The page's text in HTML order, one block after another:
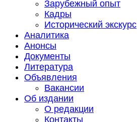
Зарубежный опыт
Кадры
Исторический экскурс
Аналитика
Анонсы
Документы
Литература
Объявления
Вакансии
Об издании
О редакции
Контакты